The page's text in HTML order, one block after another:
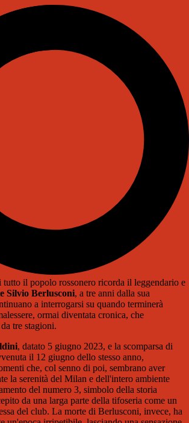
tutto il popolo rossonero ricorda il leggendario e
Silvio Berlusconi, a tre anni dalla sua
a interrogarsi su quando terminerà
ormai diventata cronica, che
tre stagioni.
, datato 5 giugno 2023, e la scomparsa di
il 12 giugno dello stesso anno,
che, col senno di poi, sembrano aver
la serenità del Milan e dell'intero ambiente
del numero 3, simbolo della storia
da una larga parte della tifoseria come un
del club. La morte di Berlusconi, invece, ha